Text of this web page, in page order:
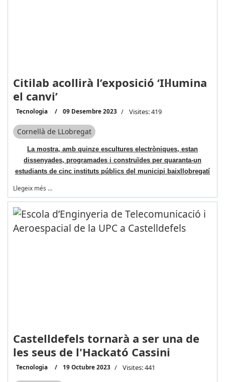
Citilab acollirà l’exposició ‘Il·lumina
el canvi’
Tecnologia 09 Desembre 2023 Visites: 419
Cornellà de LLobregat
La mostra, amb quinze escultures electròniques, estan
dissenyades, programades i construïdes per quaranta-un
estudiants de cinc instituts públics del municipi baixllobregatí
Llegeix més …
Castelldefels tornarà a ser una de
les seus de l'Hackató Cassini
Tecnologia 19 Octubre 2023 Visites: 441